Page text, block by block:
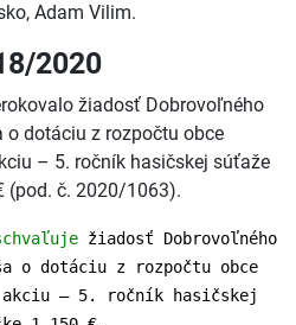
Adam Vilim.
2020
žiadosť Dobrovoľného
o dotáciu z rozpočtu obce
– 5. ročník hasičskej súťaže
(pod. č. 2020/1063).
žiadosť Dobrovoľného
o dotáciu z rozpočtu obce
akciu – 5. ročník hasičskej